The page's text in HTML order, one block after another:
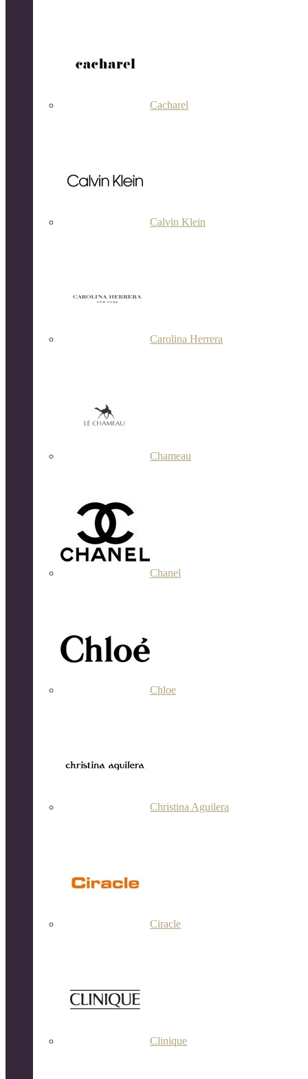
Cacharel
Calvin Klein
Carolina Herrera
Chameau
Chanel
Chloe
Christina Aguilera
Ciracle
Clinique